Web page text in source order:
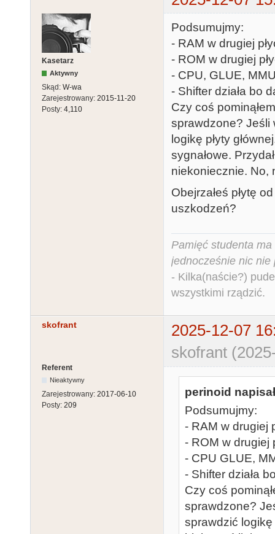
Kasetarz
Aktywny
Skąd: W-wa
Zarejestrowany: 2015-11-20
Posty: 4,110
Podsumujmy:
- RAM w drugiej
- ROM w drugiej
- CPU, GLUE,
- Shifter działa bo
Czy coś
sprawdzone? Jeśli
logikę płyty
sygnałowe.
niekoniecznie. No,
Obejrzałeś płytę
uszkodzeń?
Pamięć studenta
jednocześnie nic nie
- Kilka(naście?)
wszystkimi rządzić.
skofrant
2025-12-07
skofrant
Referent
Nieaktywny
Zarejestrowany: 2017-06-10
Posty: 209
perinoid
Podsumujmy:
- RAM w drugiej
- ROM w drugiej
- CPU GLUE,
- Shifter działa
Czy coś
sprawdzone?
sprawdzić logikę